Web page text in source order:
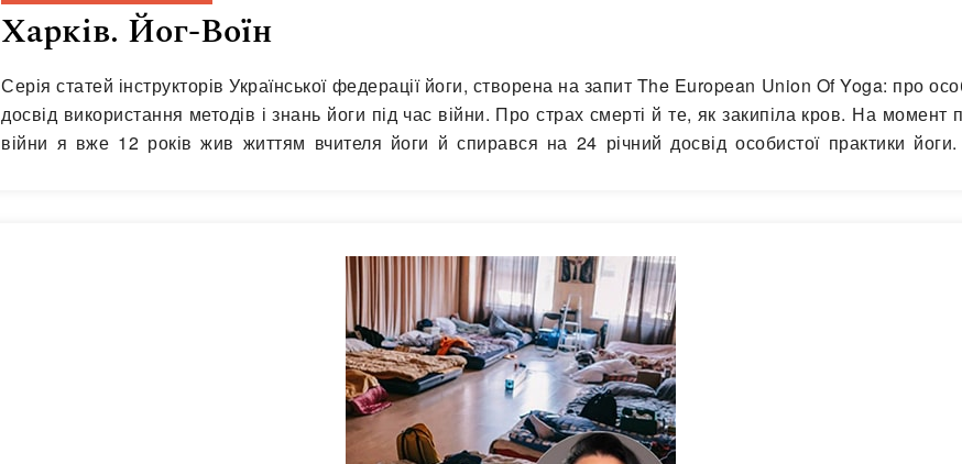
Харків. Йог-Воїн
Серія статей інструкторів Української федерації йоги, створена на запит The European Union Of Yoga: про
досвід використання методів і знань йоги під час війни. Про страх смерті й те, як закипіла кров. На момент
війни я вже 12 років жив життям вчителя йоги й спирався на 24 річний досвід особистої практики